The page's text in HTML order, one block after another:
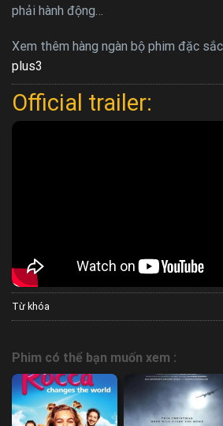
phải hành động…
Xem thêm hàng ngàn bộ phim đặc
plus3
Official trailer:
Từ khóa
Phim có thể bạn muốn xem :